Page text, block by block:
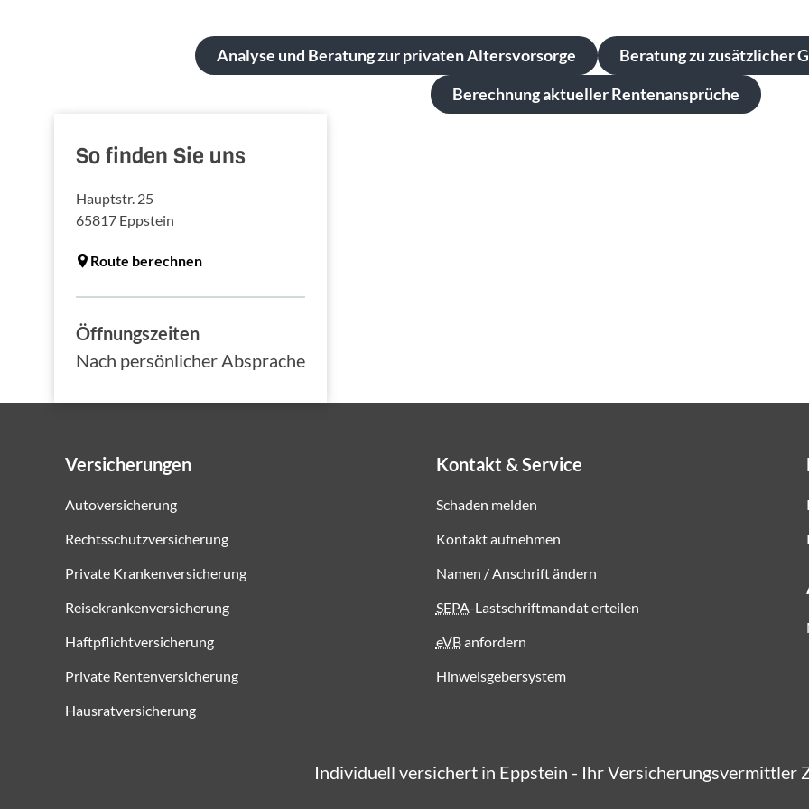
Analyse und Beratung zur privaten Altersvorsorge
Beratung zu zusätzlicher
Berechnung aktueller Rentenansprüche
So finden Sie uns
Hauptstr. 25
65817 Eppstein
Route berechnen
Öffnungszeiten
Nach persönlicher Absprache
Versicherungen
Autoversicherung
Rechtsschutzversicherung
Private Krankenversicherung
Reisekrankenversicherung
Haftpflichtversicherung
Private Rentenversicherung
Hausratversicherung
Kontakt & Service
Schaden melden
Kontakt aufnehmen
Namen / Anschrift ändern
SEPA-Lastschriftmandat erteilen
eVBanfordern
Hinweisgebersystem
Individuell versichert in Eppstein - Ihr Versicherungsvermittler